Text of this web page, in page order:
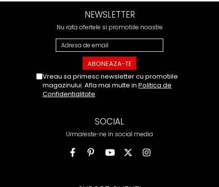
NEWSLETTER
Nu rata ofertele si promotiile noastre
Vreau sa primesc newsletter cu promotiile
magazinului. Afla mai multe in Politica de
Confidentialitate
SOCIAL
Urmareste-ne in social media